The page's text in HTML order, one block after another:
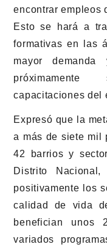
encontrar empleos
Esto se hará a
formativas en las
mayor
capacitaciones del
Expresó que la
a más de siete mil
42 barrios y
Distrito
positivamente los
calidad de vida
benefician unos
variados